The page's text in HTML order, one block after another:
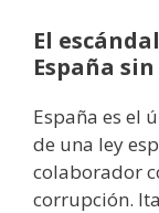
El
España
España es el
de una ley
colaborador
corrupción.